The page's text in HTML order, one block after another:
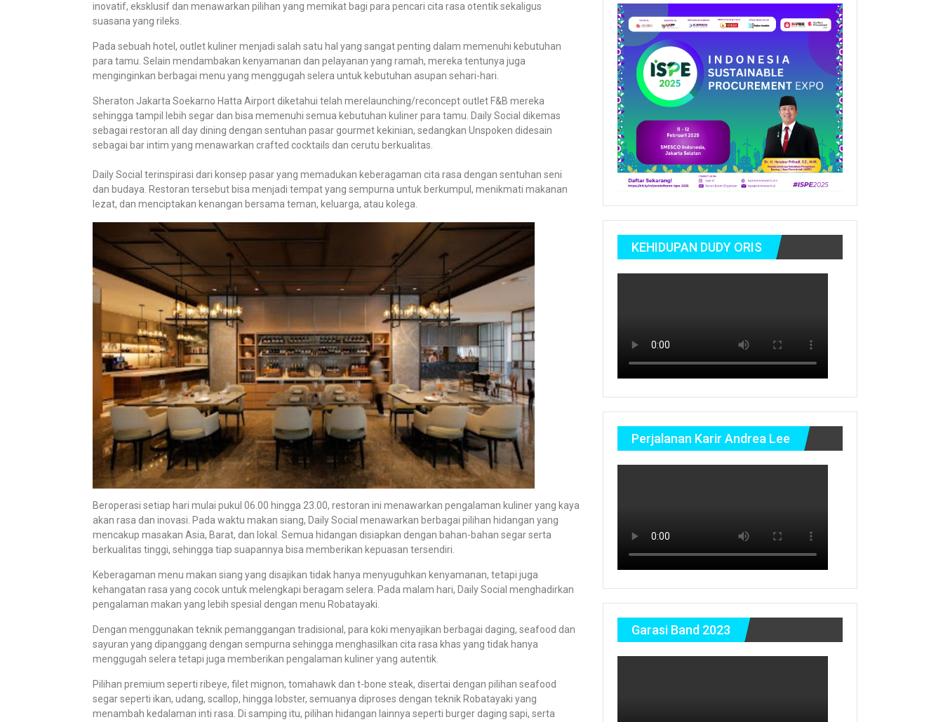
inovatif, eksklusif dan menawarkan pilihan yang memikat bagi para pencari cita rasa otentik sekaligus
suasana yang rileks.
Pada sebuah hotel, outlet kuliner menjadi salah satu hal yang sangat penting dalam memenuhi kebutuhan
para tamu. Selain mendambakan kenyamanan dan pelayanan yang ramah, mereka tentunya juga
menginginkan berbagai menu yang menggugah selera untuk kebutuhan asupan sehari-hari.
Sheraton Jakarta Soekarno Hatta Airport diketahui telah merelaunching/reconcept outlet F&B mereka
sehingga tampil lebih segar dan bisa memenuhi semua kebutuhan kuliner para tamu. Daily Social dikemas
sebagai restoran all day dining dengan sentuhan pasar gourmet kekinian, sedangkan Unspoken didesain
sebagai bar intim yang menawarkan crafted cocktails dan cerutu berkualitas.
Daily Social terinspirasi dari konsep pasar yang memadukan keberagaman cita rasa dengan sentuhan seni
dan budaya. Restoran tersebut bisa menjadi tempat yang sempurna untuk berkumpul, menikmati makanan
lezat, dan menciptakan kenangan bersama teman, keluarga, atau kolega.
Beroperasi setiap hari mulai pukul 06.00 hingga 23.00, restoran ini menawarkan pengalaman kuliner yang kaya
akan rasa dan inovasi. Pada waktu makan siang, Daily Social menawarkan berbagai pilihan hidangan yang
mencakup masakan Asia, Barat, dan lokal. Semua hidangan disiapkan dengan bahan-bahan segar serta
berkualitas tinggi, sehingga tiap suapannya bisa memberikan kepuasan tersendiri.
Keberagaman menu makan siang yang disajikan tidak hanya menyuguhkan kenyamanan, tetapi juga
kehangatan rasa yang cocok untuk melengkapi beragam selera. Pada malam hari, Daily Social menghadirkan
pengalaman makan yang lebih spesial dengan menu Robatayaki.
Dengan menggunakan teknik pemanggangan tradisional, para koki menyajikan berbagai daging, seafood dan
sayuran yang dipanggang dengan sempurna sehingga menghasilkan cita rasa khas yang tidak hanya
menggugah selera tetapi juga memberikan pengalaman kuliner yang autentik.
Pilihan premium seperti ribeye, filet mignon, tomahawk dan t-bone steak, disertai dengan pilihan seafood
segar seperti ikan, udang, scallop, hingga lobster, semuanya diproses dengan teknik Robatayaki yang
menambah kedalaman inti rasa. Di samping itu, pilihan hidangan lainnya seperti burger daging sapi, serta
KEHIDUPAN DUDY ORIS
Perjalanan Karir Andrea Lee
Garasi Band 2023